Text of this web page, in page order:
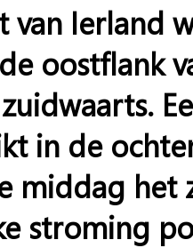
van Ierland
oostflank
in de
middag
stroming